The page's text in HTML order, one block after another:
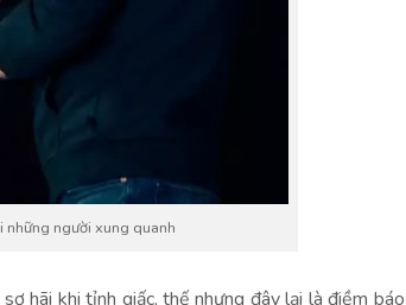
những người xung quanh
hãi khi tỉnh giấc, thế nhưng đây lại là điềm báo